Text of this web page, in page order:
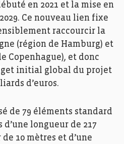
en 2021 et la mise en
Ce nouveau lien fixe
raccourcir la
(région de Hamburg) et
Copenhague), et donc
initial global du projet
d’euros.
de 79 éléments standard
longueur de 217
10 mètres et d’une